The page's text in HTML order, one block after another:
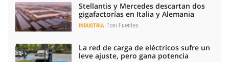
Stellantis y Mercedes descartan dos
gigafactorías en Italia y Alemania
INDUSTRIA Toni Fuentes
La red de carga de eléctricos sufre un
leve ajuste, pero gana potencia